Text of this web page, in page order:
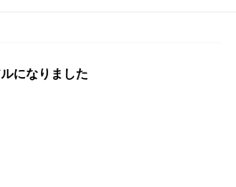
になりました